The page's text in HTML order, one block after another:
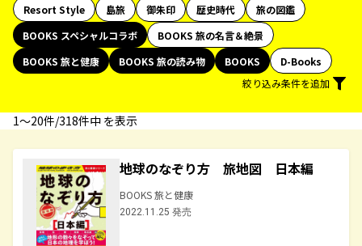
Resort Style
島旅 御朱印 歴史時代
旅の図鑑
BOOKS スペシャルコラボ
BOOKS 旅の名言＆絶景
BOOKS 旅と健康
BOOKS 旅の読み物 BOOKS
D-Books
絞り込み条件を追加
1〜20件/318件中 を表示
地球のなぞり方 旅地図 日本編
BOOKS 旅と健康
2022.11.25 発売